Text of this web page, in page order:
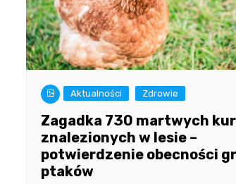
Aktualności Zdrowie
Zagadka 730 martwych kur
znalezionych w lesie –
potwierdzenie obecności
ptaków